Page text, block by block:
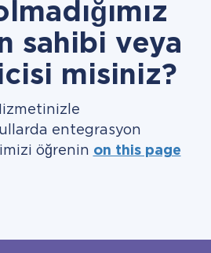
sahibi veya
misiniz?
entegrasyon
öğrenin on this page